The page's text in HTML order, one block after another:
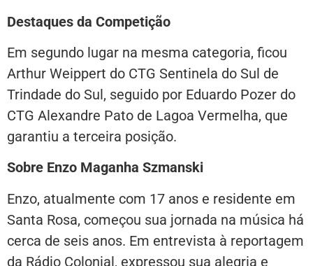
Destaques da Competição
Em segundo lugar na mesma categoria, ficou
Arthur Weippert do CTG Sentinela do Sul de
Trindade do Sul, seguido por Eduardo Pozer do
CTG Alexandre Pato de Lagoa Vermelha, que
garantiu a terceira posição.
Sobre Enzo Maganha Szmanski
Enzo, atualmente com 17 anos e residente em
Santa Rosa, começou sua jornada na música há
cerca de seis anos. Em entrevista à reportagem
da Rádio Colonial, expressou sua alegria e